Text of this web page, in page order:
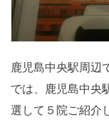
鹿児島中央駅周辺
では、鹿児島中央
選して５院ご紹介